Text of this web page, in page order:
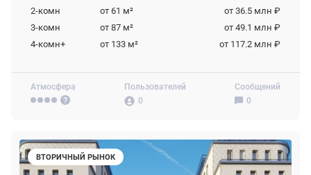
Атмосфера
Пользователей
0
Сообщений
0
2-комн
от 61 м²
от 36.5 млн ₽
3-комн
от 87 м²
от 49.1 млн ₽
4-комн+
от 133 м² от 117.2 млн ₽
ВТОРИЧНЫЙ РЫНОК